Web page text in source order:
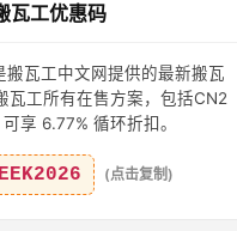
瓦工优惠码
搬瓦工中文网提供的最新搬瓦
瓦工所有在售方案，包括CN2
享 6.77% 循环折扣。
(点击复制)